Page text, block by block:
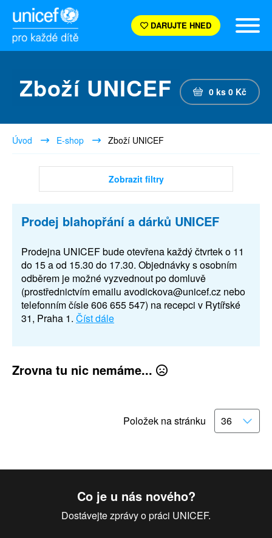
DARUJTE HNED
Zboží UNICEF 0 ks 0 Kč
Úvod E-shop Zboží UNICEF
Zobrazit filtry
Prodej blahopřání a dárků UNICEF
Prodejna UNICEF bude otevřena každý čtvrtek o 11
do 15 a od 15.30 do 17.30. Objednávky s osobním
odběrem je možné vyzvednout po domluvě
(prostřednictvím emailu avodickova@unicef.cz nebo
telefonním čísle 606 655 547) na recepci v Rytířské
31, Praha 1. Číst dále
Zrovna tu nic nemáme...
Položek na stránku
Co je u nás nového?
Dostávejte zprávy o práci UNICEF.